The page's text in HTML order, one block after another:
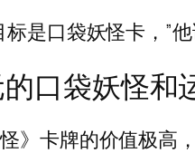
是口袋妖怪卡，”
口袋妖怪和
》卡牌的价值极高